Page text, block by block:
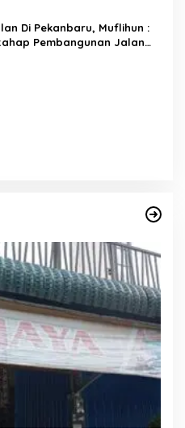
Di Pekanbaru, Muflihun :
Pembangunan Jalan